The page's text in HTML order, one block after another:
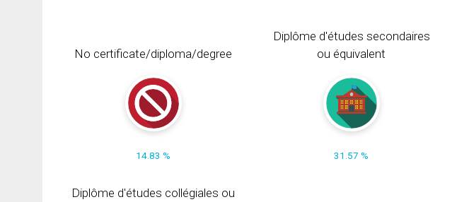
No certificate/diploma/degree
14.83 %
Diplôme d'études secondaires
ou équivalent
31.57 %
Diplôme d'études collégiales ou